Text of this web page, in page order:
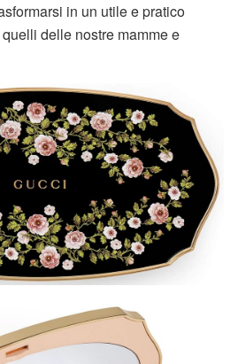
in un utile e pratico
delle nostre mamme e